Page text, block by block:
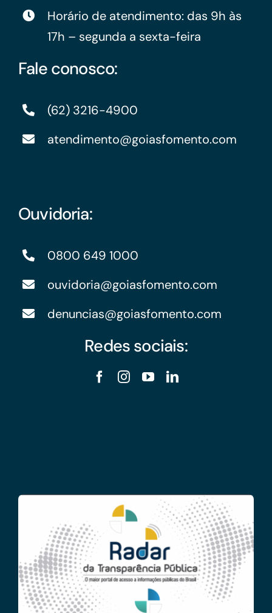
Horário de atendimento: das 9h às
17h – segunda a sexta-feira
Fale conosco:
(62) 3216-4900
atendimento@goiasfomento.com
Ouvidoria:
0800 649 1000
ouvidoria@goiasfomento.com
denuncias@goiasfomento.com
Redes sociais: